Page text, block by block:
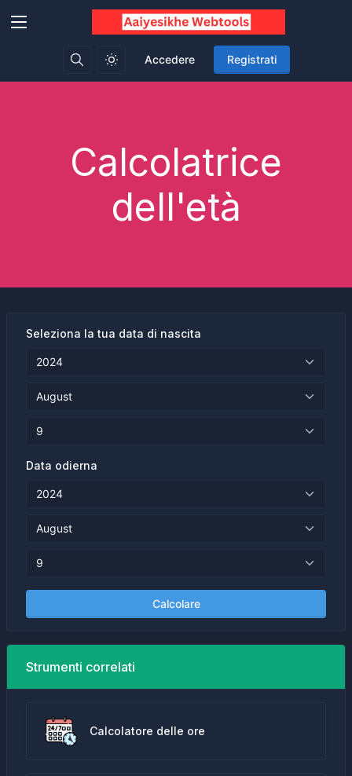
Accedere Registrati
Calcolatrice
dell'età
Seleziona la tua data di nascita
Data odierna
Calcolare
Strumenti correlati
Calcolatore delle ore